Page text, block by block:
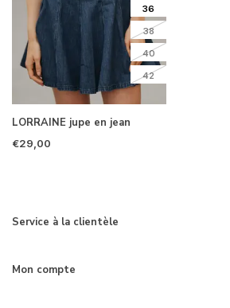
36
38
40
42
LORRAINE jupe en jean
€29,00
Service à la clientèle
Mon compte